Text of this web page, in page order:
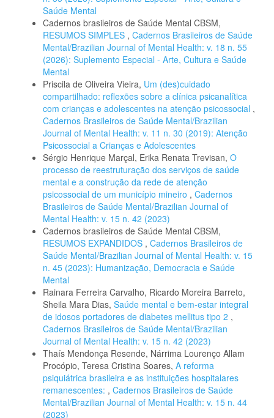
Saúde Mental
Cadernos brasileiros de Saúde Mental CBSM,
RESUMOS SIMPLES , Cadernos Brasileiros de Saúde
Mental/Brazilian Journal of Mental Health: v. 18 n. 55
(2026): Suplemento Especial - Arte, Cultura e Saúde
Mental
Priscila de Oliveira Vieira, Um (des)cuidado
compartilhado: reflexões sobre a clínica psicanalítica
com crianças e adolescentes na atenção psicossocial ,
Cadernos Brasileiros de Saúde Mental/Brazilian
Journal of Mental Health: v. 11 n. 30 (2019): Atenção
Psicossocial a Crianças e Adolescentes
Sérgio Henrique Marçal, Erika Renata Trevisan, O
processo de reestruturação dos serviços de saúde
mental e a construção da rede de atenção
psicossocial de um município mineiro , Cadernos
Brasileiros de Saúde Mental/Brazilian Journal of
Mental Health: v. 15 n. 42 (2023)
Cadernos brasileiros de Saúde Mental CBSM,
RESUMOS EXPANDIDOS , Cadernos Brasileiros de
Saúde Mental/Brazilian Journal of Mental Health: v. 15
n. 45 (2023): Humanização, Democracia e Saúde
Mental
Rainara Ferreira Carvalho, Ricardo Moreira Barreto,
Sheila Mara Dias, Saúde mental e bem-estar integral
de idosos portadores de diabetes mellitus tipo 2 ,
Cadernos Brasileiros de Saúde Mental/Brazilian
Journal of Mental Health: v. 15 n. 42 (2023)
Thaís Mendonça Resende, Nárrima Lourenço Allam
Procópio, Teresa Cristina Soares, A reforma
psiquiátrica brasileira e as instituições hospitalares
remanescentes: , Cadernos Brasileiros de Saúde
Mental/Brazilian Journal of Mental Health: v. 15 n. 44
(2023)